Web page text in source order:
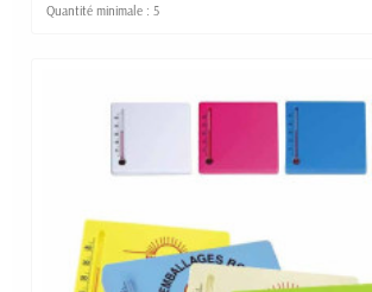
Quantité minimale : 5